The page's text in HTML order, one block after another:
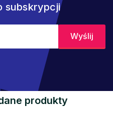
subskrypcji
produkty